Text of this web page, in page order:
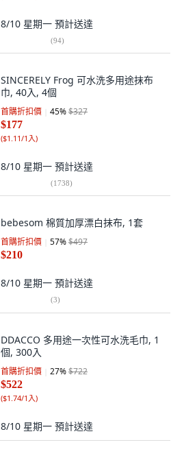
8/10 星期一 預計送達
(94)
SINCERELY Frog 可水洗多用途抹布
巾, 40入, 4個
首購折扣價 45%$327
$177
($1.11/1入)
8/10 星期一 預計送達
(1738)
bebesom 棉質加厚漂白抹布, 1套
首購折扣價 57%$497
$210
8/10 星期一 預計送達
(3)
DDACCO 多用途一次性可水洗毛巾, 1
個, 300入
首購折扣價 27%$722
$522
($1.74/1入)
8/10 星期一 預計送達